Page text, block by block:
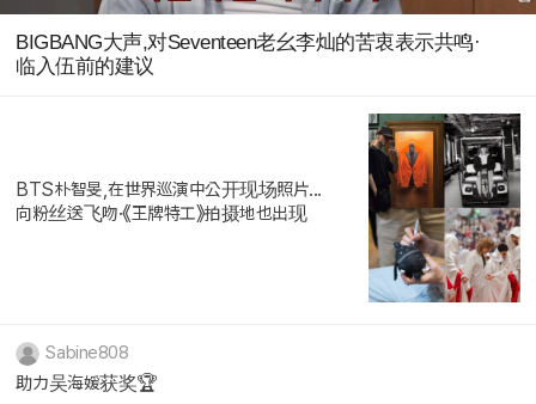
BIGBANG大声,对Seventeen老幺李灿的苦衷表示共鸣·
临入伍前的建议
BTS朴智旻,在世界巡演中公开现场照片...
向粉丝送飞吻·《王牌特工》拍摄地也出现
Sabine808
助力吴海媛获奖🏆